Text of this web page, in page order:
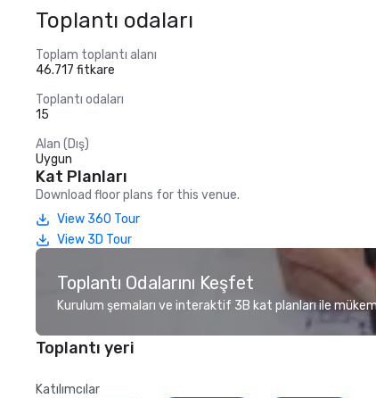
Toplantı odaları
Toplam toplantı alanı
46.717 fitkare
Toplantı odaları
15
Alan (Dış)
Uygun
Kat Planları
Download floor plans for this venue.
View 360 Tour
View 3D Tour
Toplantı Odalarını Keşfet
Kurulum şemaları ve interaktif 3B kat planları ile
Toplantı yeri
Katılımcılar